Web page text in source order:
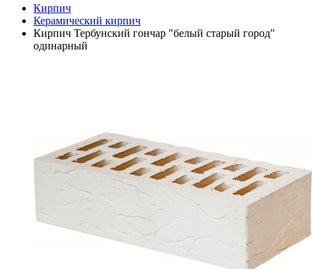
Кирпич
Керамический кирпич
Кирпич Тербунский гончар "белый старый город"
одинарный